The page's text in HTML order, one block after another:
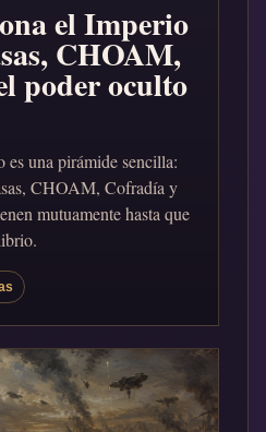
el Imperio
CHOAM,
poder oculto
una pirámide sencilla:
CHOAM, Cofradía y
mutuamente hasta que